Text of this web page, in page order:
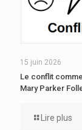
15 juin 2026
Le conflit
Mary Parker
Lire plus